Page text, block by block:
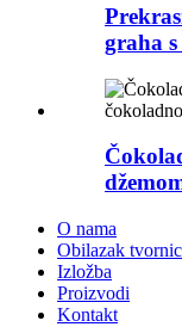
graha
O nama
Obilazak
Izložba
Proizvodi
Kontakt